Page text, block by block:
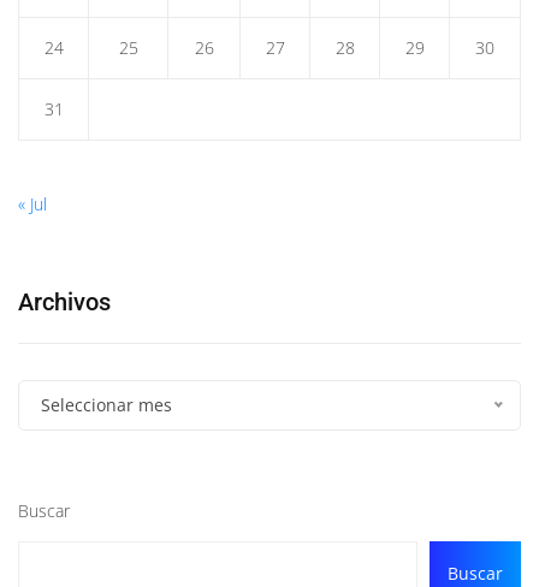
24 25 26 27 28 29 30
31
« Jul
Archivos
Seleccionar mes
Buscar
Buscar